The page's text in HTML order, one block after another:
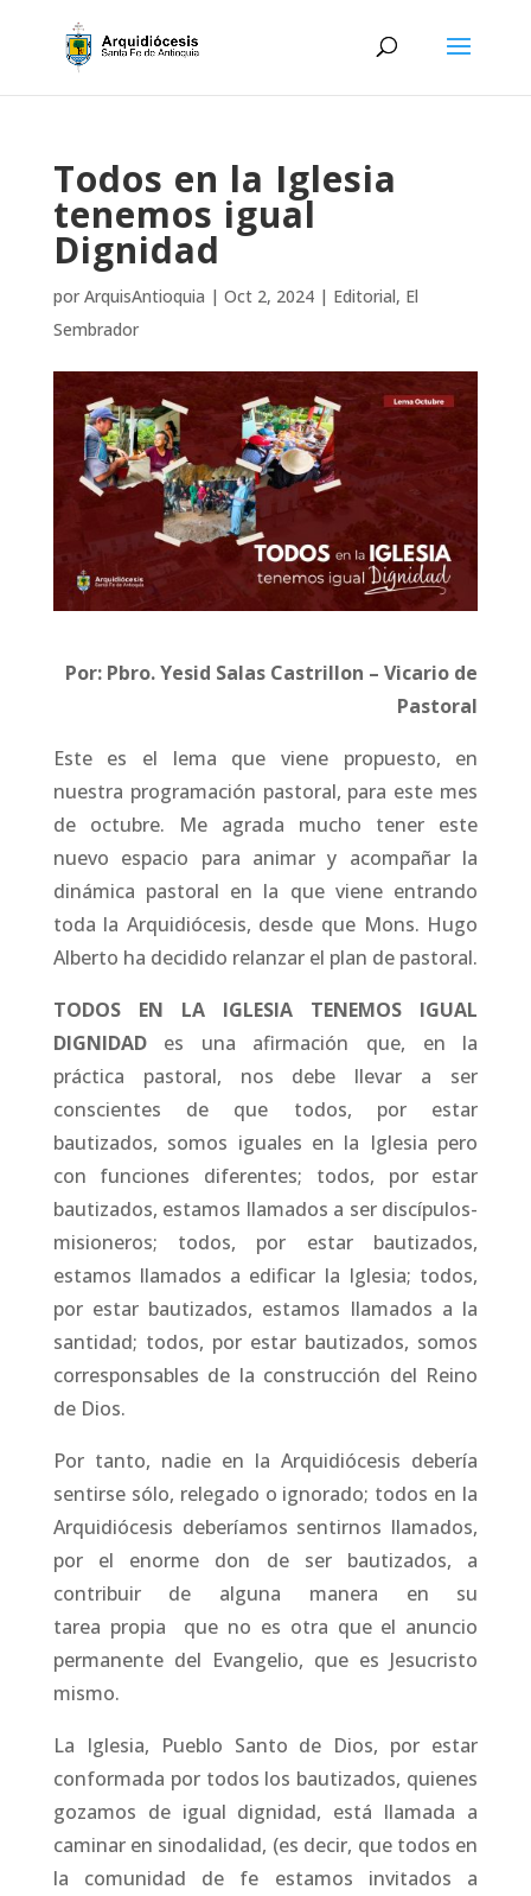
Todos en la Iglesia
tenemos igual
Dignidad
por ArquisAntioquia | Oct 2, 2024| Editorial, El
Sembrador
Por: Pbro. Yesid Salas Castrillon – Vicario de
Pastoral
Este es el lema que viene propuesto, en
nuestra programación pastoral, para este mes
de octubre. Me agrada mucho tener este
nuevo espacio para animar y acompañar la
dinámica pastoral en la que viene entrando
toda la Arquidiócesis, desde que Mons. Hugo
Alberto ha decidido relanzar el plan de pastoral.
TODOS EN LA IGLESIA TENEMOS IGUAL
DIGNIDADes una afirmación que, en la
práctica pastoral, nos debe llevar a ser
conscientes de que todos, por estar
bautizados, somos iguales en la Iglesia pero
con funciones diferentes; todos, por estar
bautizados, estamos llamados a ser discípulos-
misioneros; todos, por estar bautizados,
estamos llamados a edificar la Iglesia; todos,
por estar bautizados, estamos llamados a la
santidad; todos, por estar bautizados, somos
corresponsables de la construcción del Reino
de Dios.
Por tanto, nadie en la Arquidiócesis debería
sentirse sólo, relegado o ignorado; todos en la
Arquidiócesis deberíamos sentirnos llamados,
por el enorme don de ser bautizados, a
contribuir de alguna manera en su
tarea propia que no es otra que el anuncio
permanente del Evangelio, que es Jesucristo
mismo.
La Iglesia, Pueblo Santo de Dios, por estar
conformada por todos los bautizados, quienes
gozamos de igual dignidad, está llamada a
caminar en sinodalidad, (es decir, que todos en
la comunidad de fe estamos invitados a